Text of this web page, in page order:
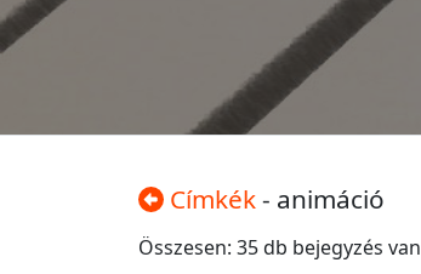
Címkék- animáció
Összesen: 35 db bejegyzés van